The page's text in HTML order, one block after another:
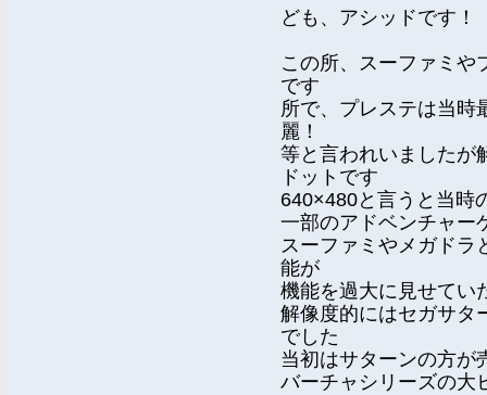
ども、アシッドです！
この所、スーファミや
です
所で、プレステは当時
麗！
等と言われいましたが
ドットです
640×480と言うと当時
一部のアドベンチャー
スーファミやメガドラ
能が
機能を過大に見せてい
解像度的にはセガサタ
でした
当初はサターンの方が
バーチャシリーズの大